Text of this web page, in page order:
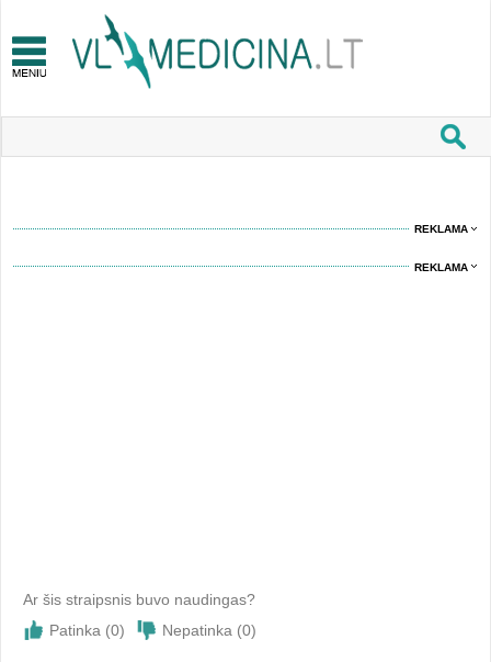
REKLAMA
REKLAMA
Ar šis straipsnis buvo naudingas?
Patinka (0) Nepatinka (0)